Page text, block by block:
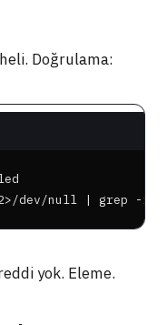
Doğrulama:
dev/null | grep -iE
yok. Eleme.